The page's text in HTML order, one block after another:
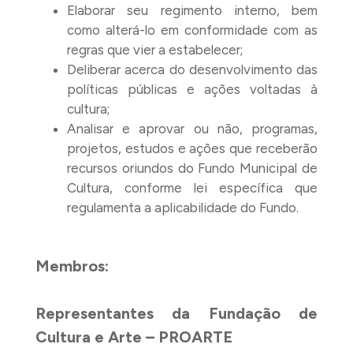
Elaborar seu regimento interno, bem
como alterá-lo em conformidade com as
regras que vier a estabelecer;
Deliberar acerca do desenvolvimento das
políticas públicas e ações voltadas à
cultura;
Analisar e aprovar ou não, programas,
projetos, estudos e ações que receberão
recursos oriundos do Fundo Municipal de
Cultura, conforme lei específica que
regulamenta a aplicabilidade do Fundo.
Membros:
Representantes da Fundação de
Cultura e Arte – PROARTE